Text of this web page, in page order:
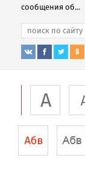
сообщения об...